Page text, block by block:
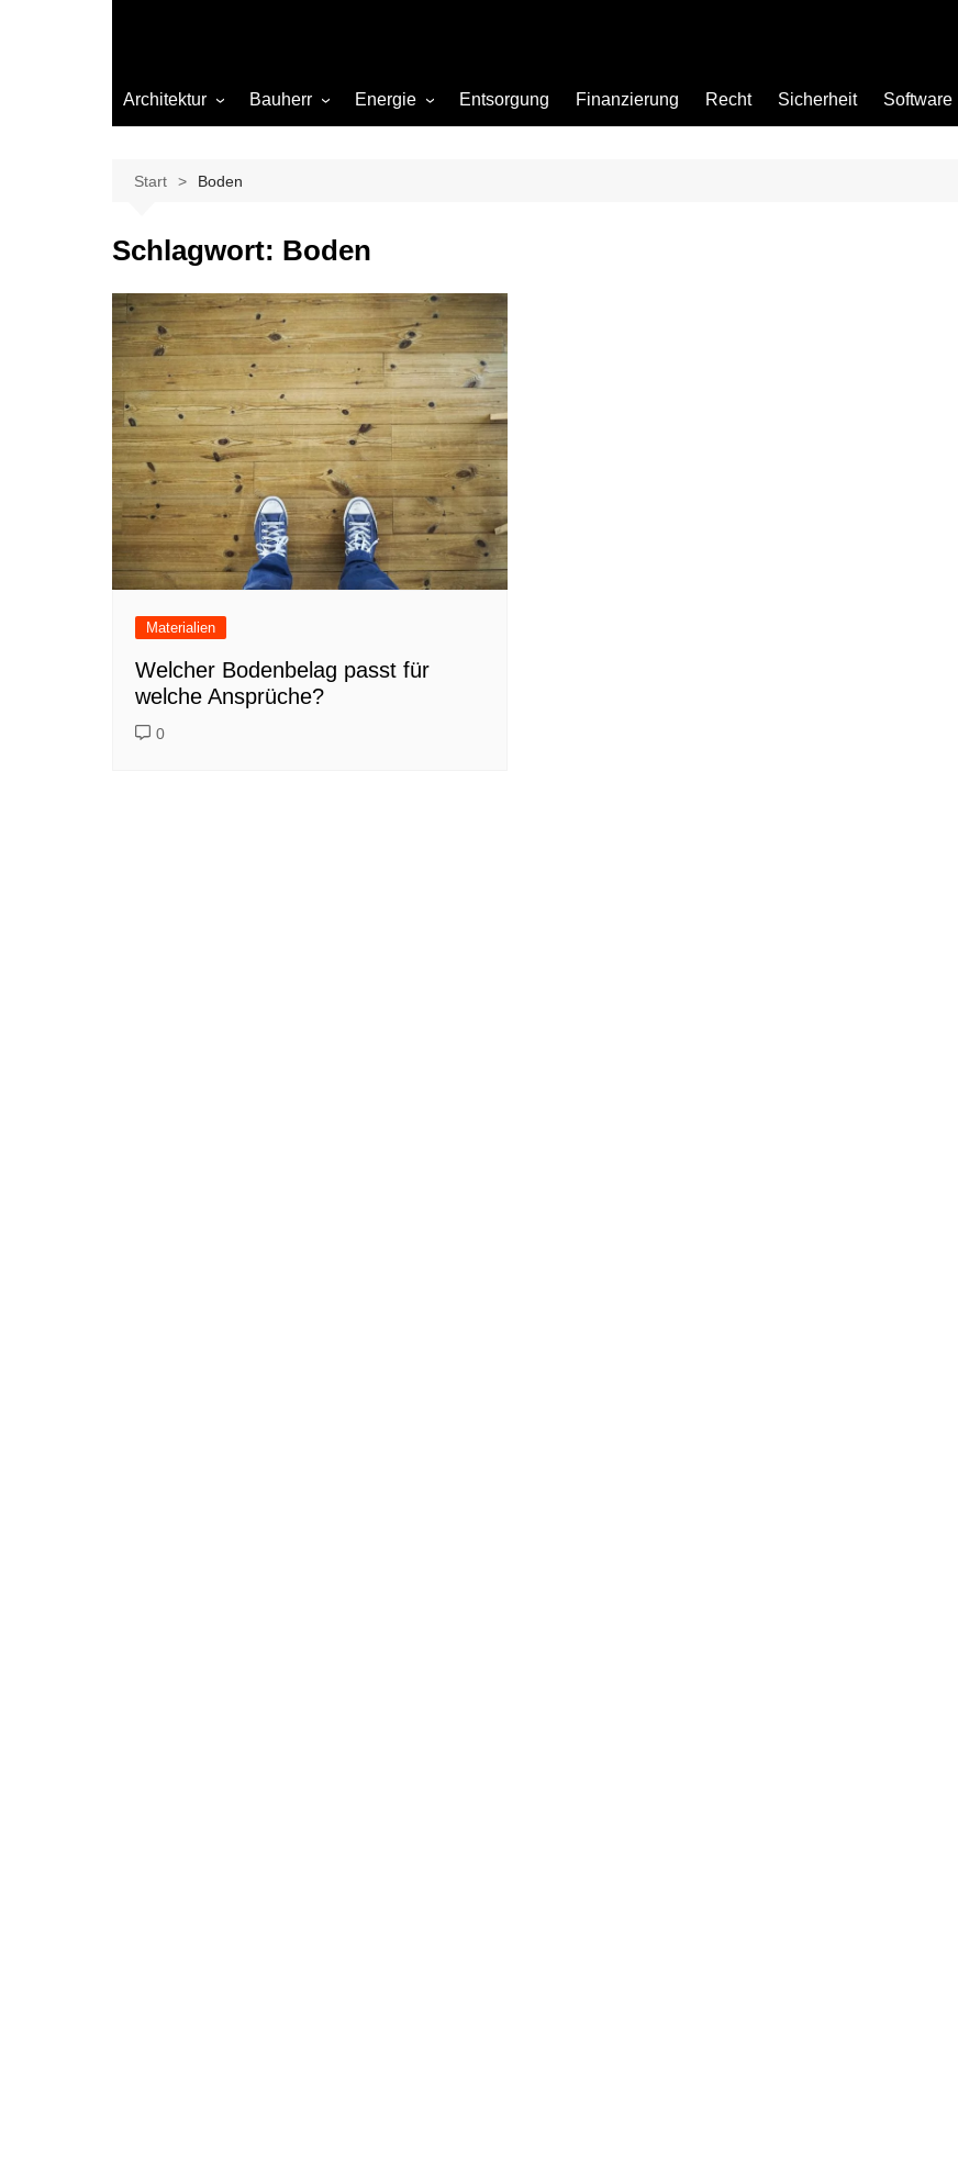
Architektur Bauherr
Garten
Küche
Materialien
Ökologisch bauen
Renovierung
Sanierung
Hygiene
Energie Entsorgung Finanzierung Recht Sicherheit Software
Start Boden
Schlagwort: Boden
Materialien
Welcher Bodenbelag passt für
welche Ansprüche?
0